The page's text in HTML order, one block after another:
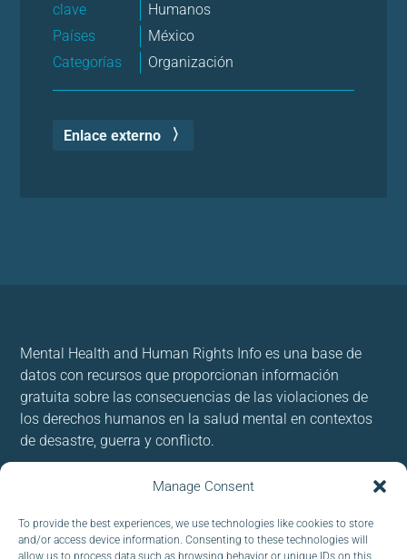
Manage Consent
To provide the best experiences, we use technologies like cookies to store
and/or access device information. Consenting to these technologies will
allow us to process data such as browsing behavior or unique IDs on this
clave
Humanos
Países
México
Categorías
Organización
Enlace externo
Mental Health and Human Rights Info es una base de
datos con recursos que proporcionan información
gratuita sobre las consecuencias de las violaciones de
los derechos humanos en la salud mental en contextos
de desastre, guerra y conflicto.
Usamos cookies para brindar y mejorar nuestros
servicios. Al utilizar nuestro sitio, acepta las cookies.
Follow us: